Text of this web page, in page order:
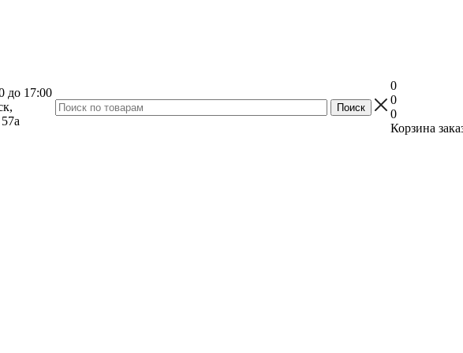
до 17:00
0
0
0
Корзина